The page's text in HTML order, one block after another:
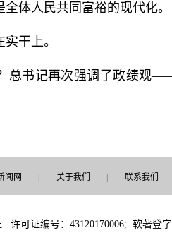
体人民共同富裕的现代化。
干上。
总书记再次强调了政绩观
闻网 关于我们 联系我们
许可证编号：43120170006; 软著登